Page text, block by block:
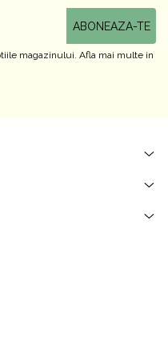
magazinului. Afla mai multe in